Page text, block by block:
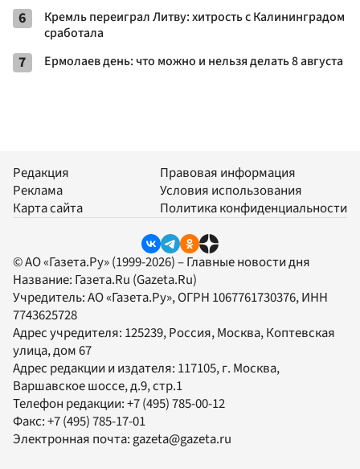
6
Кремль переиграл Литву: хитрость с Калининградом
сработала
7 Ермолаев день: что можно и нельзя делать 8 августа
Редакция
Реклама
Карта сайта
Правовая информация
Условия использования
Политика конфиденциальности
© АО «Газета.Ру» (1999-2026) – Главные новости дня
Название: Газета.Ru (Gazeta.Ru)
Учредитель:АО «Газета.Ру», ОГРН 1067761730376, ИНН
7743625728
Адрес учредителя: 125239, Россия, Москва, Коптевская
улица, дом 67
Адрес редакции и издателя: 117105, г. Москва,
Варшавское шоссе, д.9, стр.1
Телефон редакции:+7 (495) 785-00-12
Факс:+7 (495) 785-17-01
Электронная почта: gazeta@gazeta.ru